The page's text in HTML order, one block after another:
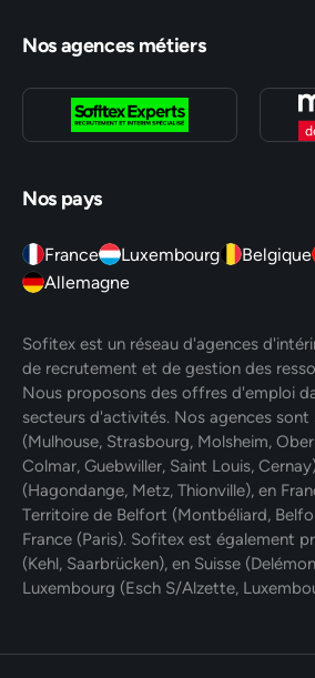
Nos agences métiers
Nos pays
France Luxembourg Belgique
Allemagne
Sofitex est un réseau d'agences
de recrutement et de gestion des
Nous proposons des offres d'emploi
secteurs d'activités. Nos agences sont
(Mulhouse, Strasbourg, Molsheim,
Colmar, Guebwiller, Saint Louis,
(Hagondange, Metz, Thionville), en
Territoire de Belfort (Montbéliard,
France (Paris). Sofitex est également
(Kehl, Saarbrücken), en Suisse
Luxembourg (Esch S/Alzette,